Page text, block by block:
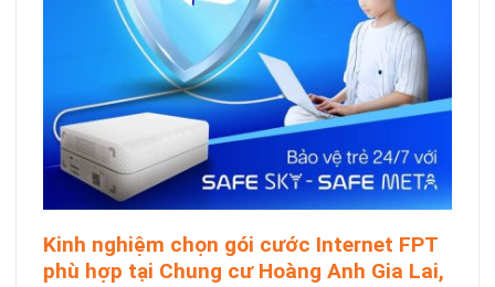
Kinh nghiệm chọn gói cước Internet FPT
phù hợp tại Chung cư Hoàng Anh Gia Lai,